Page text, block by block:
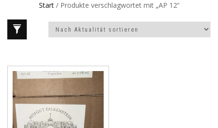
Start/ Produkte verschlagwortet mit „AP 12“